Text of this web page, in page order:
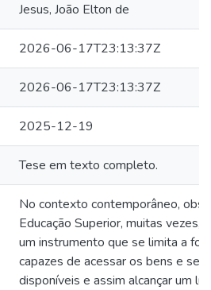
Jesus, João Elton de
2026-06-17T23:13:37Z
2026-06-17T23:13:37Z
2025-12-19
Tese em texto completo.
No contexto contemporâneo,
Educação Superior, muitas vezes,
um instrumento que se limita a
capazes de acessar os bens e
disponíveis e assim alcançar um